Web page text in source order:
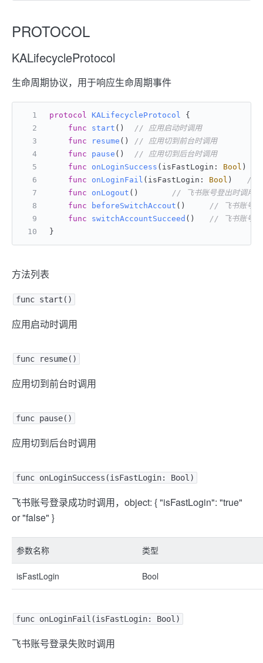
PROTOCOL
KALifecycleProtocol
生命周期协议，用于响应生命周期事件
protocol KALifecycleProtocol {
func
start
// 应用启动时调用
func
resume
// 应用切到前台时调用
func
pause
// 应用切到后台时调用
func
onLoginSuccess ( isFastLogin : Bool
func
onLoginFail ( isFastLogin : Bool
//
func
onLogout
// 飞书账号登出时调用
func
beforeSwitchAccout
// 飞书账号准
func
switchAccountSucceed
// 飞书账号切
}
方法列表
func start()
应用启动时调用
func resume()
应用切到前台时调用
func pause()
应用切到后台时调用
func onLoginSuccess(isFastLogin: Bool)
飞书账号登录成功时调用，object: { "isFastLogin": "true"
or "false" }
参数名称 类型
isFastLogin Bool
func onLoginFail(isFastLogin: Bool)
飞书账号登录失败时调用